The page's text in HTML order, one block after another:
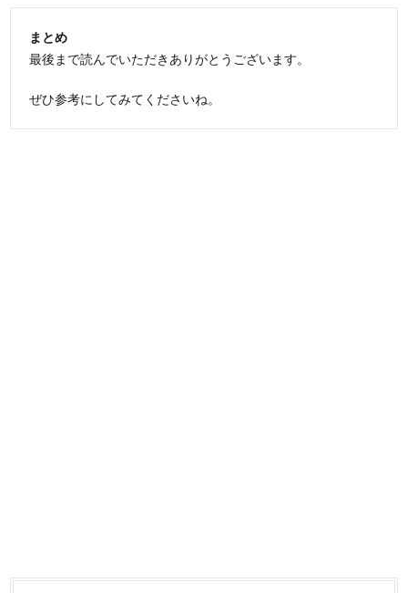
まとめ
最後まで読んでいただきありがとうございます。
ぜひ参考にしてみてくださいね。